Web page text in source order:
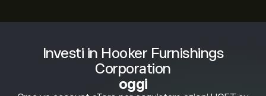
Investi in Hooker Furnishings
Corporation
oggi